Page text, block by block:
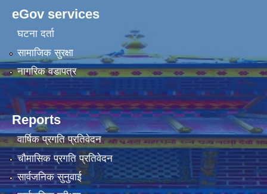
eGov services
घटना दर्ता
सामाजिक सुरक्षा
नागरिक वडापत्र
Reports
वार्षिक प्रगति प्रतिवेदन
चौमासिक प्रगति प्रतिवेदन
सार्वजनिक सुनुवाई